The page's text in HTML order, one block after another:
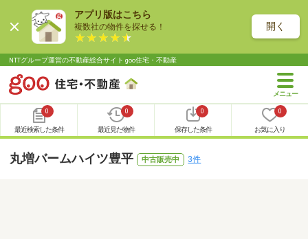
アプリ版はこちら
複数社の物件を探せる！ 開く
NTTグループ運営の不動産総合サイト goo住宅・不動産
0
最近検索した条件
0
最近見た物件
0
保存した条件
0
お気に入り
丸増バームハイツ豊平 中古販売中 3件